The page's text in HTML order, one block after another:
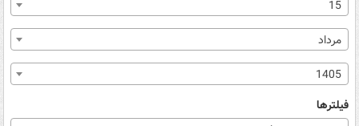
15
مرداد
1405
فیلترها